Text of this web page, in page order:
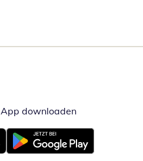
App downloadenÖffnet in
Öffnet in neuem Fenster